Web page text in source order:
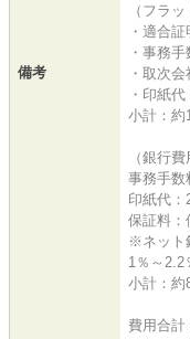
備考
（フラ
・適合
・事務
・取次
・印紙
小計：約
（銀行費
事務手数
印紙代：
保証料：
※ネット
1％～2.2
小計：約
費用合計